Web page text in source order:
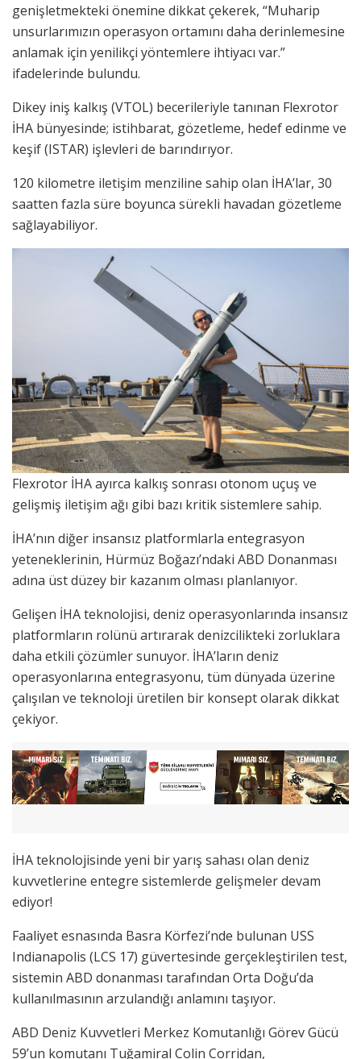
genişletmekteki önemine dikkat çekerek, “Muharip
unsurlarımızın operasyon ortamını daha derinlemesine
anlamak için yenilikçi yöntemlere ihtiyacı var.”
ifadelerinde bulundu.
Dikey iniş kalkış (VTOL) becerileriyle tanınan Flexrotor
İHA bünyesinde; istihbarat, gözetleme, hedef edinme ve
keşif (ISTAR) işlevleri de barındırıyor.
120 kilometre iletişim menziline sahip olan İHA’lar, 30
saatten fazla süre boyunca sürekli havadan gözetleme
sağlayabiliyor.
Flexrotor İHA ayırca kalkış sonrası otonom uçuş ve
gelişmiş iletişim ağı gibi bazı kritik sistemlere sahip.
İHA’nın diğer insansız platformlarla entegrasyon
yeteneklerinin, Hürmüz Boğazı’ndaki ABD Donanması
adına üst düzey bir kazanım olması planlanıyor.
Gelişen İHA teknolojisi, deniz operasyonlarında insansız
platformların rolünü artırarak denizcilikteki zorluklara
daha etkili çözümler sunuyor. İHA’ların deniz
operasyonlarına entegrasyonu, tüm dünyada üzerine
çalışılan ve teknoloji üretilen bir konsept olarak dikkat
çekiyor.
İHA teknolojisinde yeni bir yarış sahası olan deniz
kuvvetlerine entegre sistemlerde gelişmeler devam
ediyor!
Faaliyet esnasında Basra Körfezi’nde bulunan USS
Indianapolis (LCS 17) güvertesinde gerçekleştirilen test,
sistemin ABD donanması tarafından Orta Doğu’da
kullanılmasının arzulandığı anlamını taşıyor.
ABD Deniz Kuvvetleri Merkez Komutanlığı Görev Gücü
59’un komutanı Tuğamiral Colin Corridan,